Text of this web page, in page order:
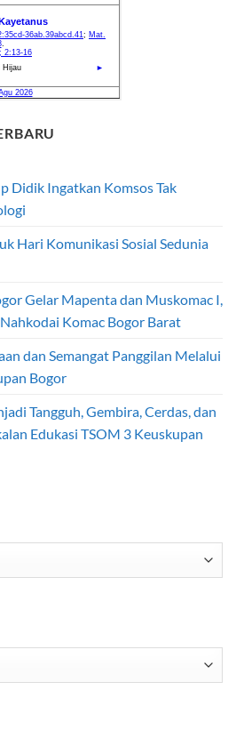
Didik Ingatkan Komsos Tak
Hari Komunikasi Sosial Sedunia
Gelar Mapenta dan Muskomac I,
Komac Bogor Barat
dan Semangat Panggilan Melalui
Bogor
Tangguh, Gembira, Cerdas, dan
Edukasi TSOM 3 Keuskupan